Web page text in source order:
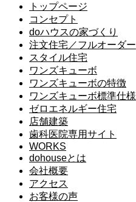
トップページ
コンセプト
doハウスの家づくり
注文住宅／フルオーダー
スタイル住宅
ワンズキューボ
ワンズキューボの特徴
ワンズキューボ標準仕様
ゼロエネルギー住宅
店舗建築
歯科医院専用サイト
WORKS
dohouseとは
会社概要
アクセス
お客様の声